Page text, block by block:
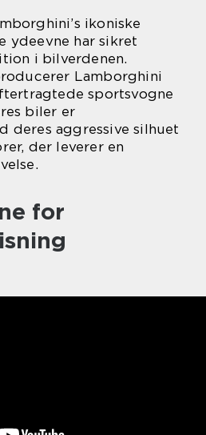
ikoniske
ydeevne har sikret
i bilverdenen.
Lamborghini
sportsvogne
biler er
deres aggressive silhuet
der leverer en
for